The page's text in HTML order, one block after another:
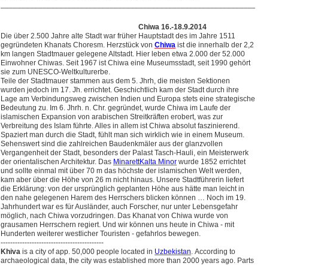
Chiwa 16.-18.9.2014
Die über 2.500 Jahre alte Stadt war früher Hauptstadt des im Jahre 1511
gegründeten Khanats Choresm. Herzstück von Chiwa ist die innerhalb der 2,2
km langen Stadtmauer gelegene Altstadt. Hier leben etwa 2.000 der 52.000
Einwohner Chiwas. Seit 1967 ist Chiwa eine Museumsstadt, seit 1990 gehört
sie zum UNESCO-Weltkulturerbe.
Teile der Stadtmauer stammen aus dem 5. Jhrh, die meisten Sektionen
wurden jedoch im 17. Jh. errichtet. Geschichtlich kam der Stadt durch ihre
Lage am Verbindungsweg zwischen Indien und Europa stets eine strategische
Bedeutung zu. Im 6. Jhrh. n. Chr. gegründet, wurde Chiwa im Laufe der
islamischen Expansion von arabischen Streitkräften erobert, was zur
Verbreitung des Islam führte. Alles in allem ist Chiwa absolut faszinierend.
Spaziert man durch die Stadt, fühlt man sich wirklich wie in einem Museum.
Sehenswert sind die zahlreichen Baudenkmäler aus der glanzvollen
Vergangenheit der Stadt, besonders der Palast Tasch-Hauli, ein Meisterwerk
der orientalischen Architektur. Das MinarettKalta Minor wurde 1852 errichtet
und sollte einmal mit über 70 m das höchste der islamischen Welt werden,
kam aber über die Höhe von 26 m nicht hinaus. Unsere Stadtführerin liefert
die Erklärung: von der ursprünglich geplanten Höhe aus hätte man leicht in
den nahe gelegenen Harem des Herrschers blicken können … Noch im 19.
Jahrhundert war es für Ausländer, auch Forscher, nur unter Lebensgefahr
möglich, nach Chiwa vorzudringen. Das Khanat von Chiwa wurde von
grausamen Herrschern regiert. Und wir können uns heute in Chiwa - mit
Hunderten weiterer westlicher Touristen - gefahrlos bewegen.
-------------------------------------------
Khiva is a city of app. 50,000 people located in Uzbekistan. According to
archaeological data, the city was established more than 2000 years ago. Parts